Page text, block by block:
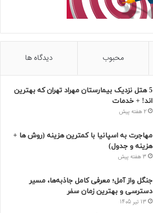
محبوب دیدگاه ها
5 هتل نزدیک بیمارستان مهراد تهران که بهترین‌
اند! + خدمات
2 هفته پیش
مهاجرت به اسپانیا با کمترین هزینه (روش ها +
هزینه و جدول)
3 هفته پیش
جنگل واز آمل؛ معرفی کامل جاذبه‌ها، مسیر
دسترسی و بهترین زمان سفر
13 تیر 1405